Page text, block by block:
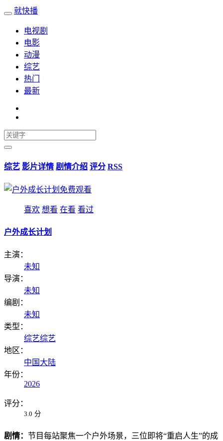
就快播
电视剧
电影
动漫
综艺
热门
最新
综艺 影片详情 剧情介绍 评分 RSS
喜欢 想看 在看 看过
户外成长计划
主演：
未知
导演：
未知
编剧：
未知
类型：
综艺综艺
地区：
中国大陆
年份：
2026
评分：
3.0 分
剧情： 节目每站聚焦一个户外场景，三位即将“重启人生”的成